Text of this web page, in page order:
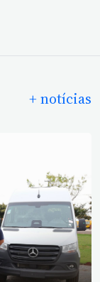
+ notícias